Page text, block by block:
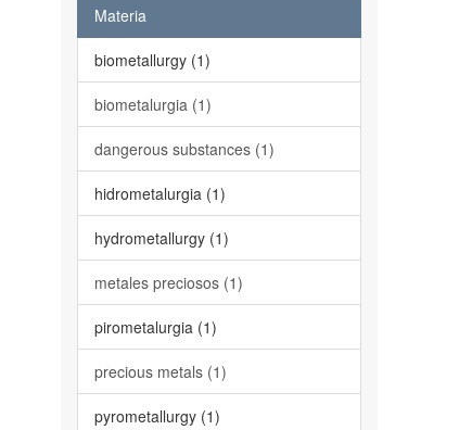
Materia
biometallurgy (1)
biometalurgia (1)
dangerous substances (1)
hidrometalurgia (1)
hydrometallurgy (1)
metales preciosos (1)
pirometalurgia (1)
precious metals (1)
pyrometallurgy (1)